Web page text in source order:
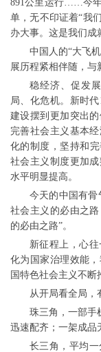
891公里运行……今
单，无不印证着“我
办大事。这是我们成
中国人的“大飞
展历程紧相伴随，与
稳经济、促发
局、化危机。新时
建设摆到更加突出
完善社会主义基本
化的制度，坚持和
社会主义制度更加
水平明显提高。
今天的中国有骨
社会主义的必由之
的必由之路”。
新征程上，心
化为国家治理效能
国特色社会主义不断
从开局看全局，
珠三角，一部手
迅速配齐；一架成品
长三角，平均